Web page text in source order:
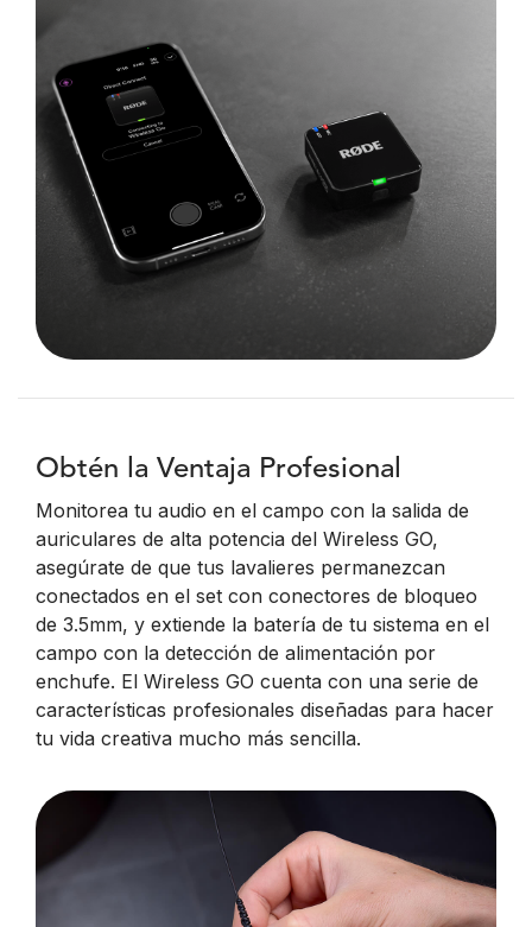
Obtén la Ventaja Profesional
Monitorea tu audio en el campo con la salida de
auriculares de alta potencia del Wireless GO,
asegúrate de que tus lavalieres permanezcan
conectados en el set con conectores de bloqueo
de 3.5mm, y extiende la batería de tu sistema en el
campo con la detección de alimentación por
enchufe. El Wireless GO cuenta con una serie de
características profesionales diseñadas para hacer
tu vida creativa mucho más sencilla.